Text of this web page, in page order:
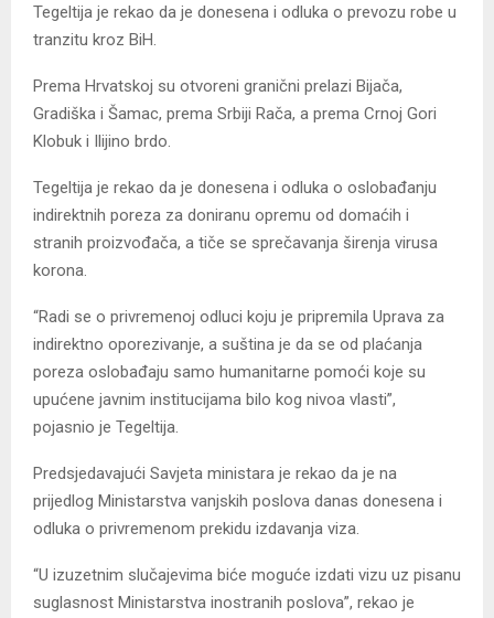
Tegeltija je rekao da je donesena i odluka o prevozu robe u
tranzitu kroz BiH.
Prema Hrvatskoj su otvoreni granični prelazi Bijača,
Gradiška i Šamac, prema Srbiji Rača, a prema Crnoj Gori
Klobuk i Ilijino brdo.
Tegeltija je rekao da je donesena i odluka o oslobađanju
indirektnih poreza za doniranu opremu od domaćih i
stranih proizvođača, a tiče se sprečavanja širenja virusa
korona.
“Radi se o privremenoj odluci koju je pripremila Uprava za
indirektno oporezivanje, a suština je da se od plaćanja
poreza oslobađaju samo humanitarne pomoći koje su
upućene javnim institucijama bilo kog nivoa vlasti”,
pojasnio je Tegeltija.
Predsjedavajući Savjeta ministara je rekao da je na
prijedlog Ministarstva vanjskih poslova danas donesena i
odluka o privremenom prekidu izdavanja viza.
“U izuzetnim slučajevima biće moguće izdati vizu uz pisanu
suglasnost Ministarstva inostranih poslova”, rekao je